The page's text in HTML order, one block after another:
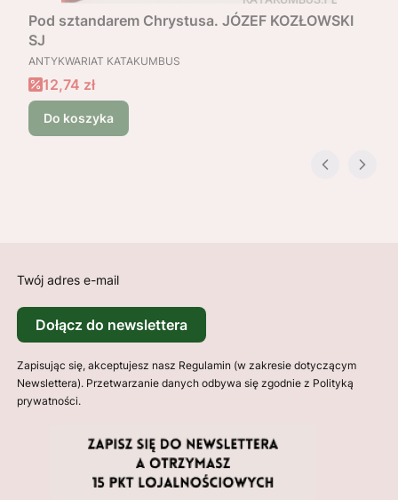
Pod sztandarem Chrystusa. JÓZEF KOZŁOWSKI
SJ
PRODUCENT
ANTYKWARIAT KATAKUMBUS
Cena promocyjna
12,74 zł
Do koszyka
Twój adres e-mail
Dołącz do newslettera
Zapisując się, akceptujesz nasz Regulamin (w zakresie dotyczącym
Newslettera). Przetwarzanie danych odbywa się zgodnie z Polityką
prywatności.